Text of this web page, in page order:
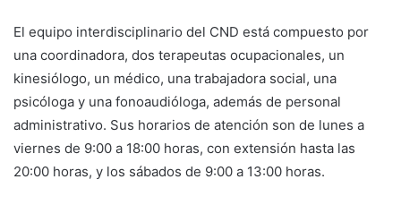
El equipo interdisciplinario del CND está compuesto por
una coordinadora, dos terapeutas ocupacionales, un
kinesiólogo, un médico, una trabajadora social, una
psicóloga y una fonoaudióloga, además de personal
administrativo. Sus horarios de atención son de lunes a
viernes de 9:00 a 18:00 horas, con extensión hasta las
20:00 horas, y los sábados de 9:00 a 13:00 horas.